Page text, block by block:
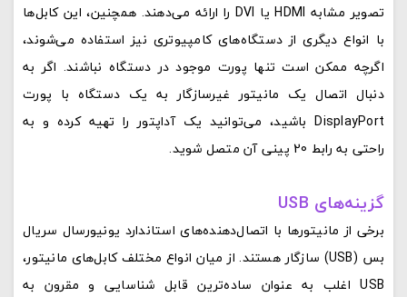
تصویر مشابه HDMI یا DVI را ارائه می‌دهند. همچنین، این کابل‌ها
با انواع دیگری از دستگاه‌های کامپیوتری نیز استفاده می‌شوند،
اگرچه ممکن است تنها پورت موجود در دستگاه نباشند. اگر به
دنبال اتصال یک مانیتور غیرسازگار به یک دستگاه با پورت
DisplayPort باشید، می‌توانید یک آداپتور را تهیه کرده و به
راحتی به رابط 20 پینی آن متصل شوید.
گزینه‌های USB
برخی از مانیتورها با اتصال‌دهنده‌های استاندارد یونیورسال سریال
بس (USB) سازگار هستند. از میان انواع مختلف کابل‌های مانیتور،
USB اغلب به عنوان ساده‌ترین قابل شناسایی و مقرون به